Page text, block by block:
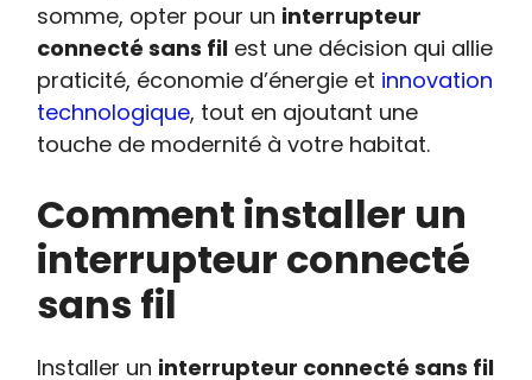
somme, opter pour un interrupteur
connecté sans fil est une décision qui allie
praticité, économie d’énergie et innovation
technologique, tout en ajoutant une
touche de modernité à votre habitat.
Comment installer un
interrupteur connecté
sans fil
Installer un interrupteur connecté sans fil